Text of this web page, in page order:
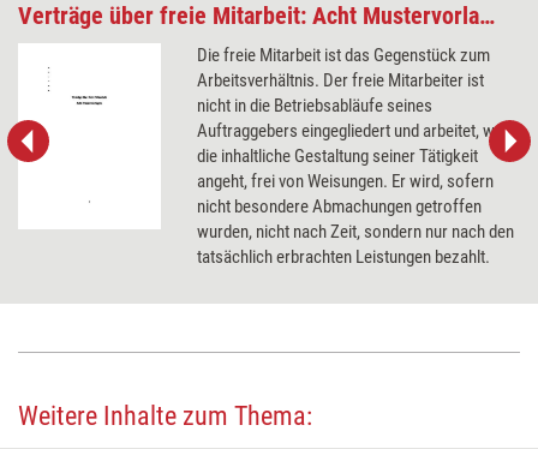
Verträge über freie Mitarbeit: Acht Mustervorlagen
Die freie Mitarbeit ist das Gegenstück zum
Arbeitsverhältnis. Der freie Mitarbeiter ist
nicht in die Betriebsabläufe seines
Auftraggebers eingegliedert und arbeitet, was
die inhaltliche Gestaltung seiner Tätigkeit
angeht, frei von Weisungen. Er wird, sofern
nicht besondere Abmachungen getroffen
wurden, nicht nach Zeit, sondern nur nach den
tatsächlich erbrachten Leistungen bezahlt.
Weitere Inhalte zum Thema: